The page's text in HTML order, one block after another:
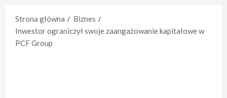
Strona główna
Biznes
Inwestor ograniczył swoje zaangażowanie kapitałowe w
PCF Group